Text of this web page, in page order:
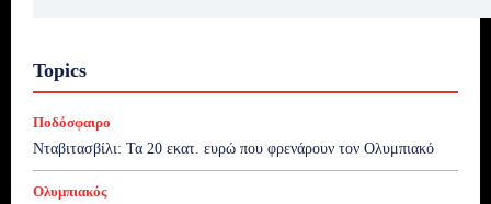
Topics
Ποδόσφαιρο
Νταβιτασβίλι: Τα 20 εκατ. ευρώ που φρενάρουν τον Ολυμπιακό
Ολυμπιακός